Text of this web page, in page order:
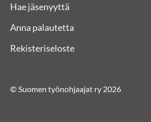
Hae jäsenyyttä
Anna palautetta
Rekisteriseloste
© Suomen työnohjaajat ry 2026